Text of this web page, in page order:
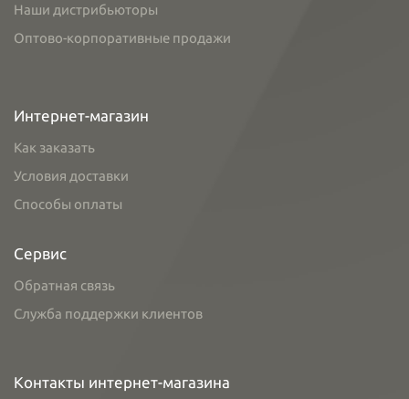
Наши дистрибьюторы
Оптово-корпоративные продажи
Интернет-магазин
Как заказать
Условия доставки
Способы оплаты
Сервис
Обратная связь
Служба поддержки клиентов
Контакты интернет-магазина